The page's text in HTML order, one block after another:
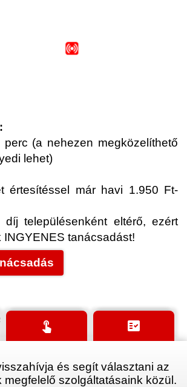
perc (a nehezen megközelíthető
lehet)
értesítéssel már havi 1.950 Ft-
díj településenként eltérő, ezért
INGYENES tanácsadást!
touch_app fact_check
és segít választani az
megfelelő szolgáltatásaink közül.